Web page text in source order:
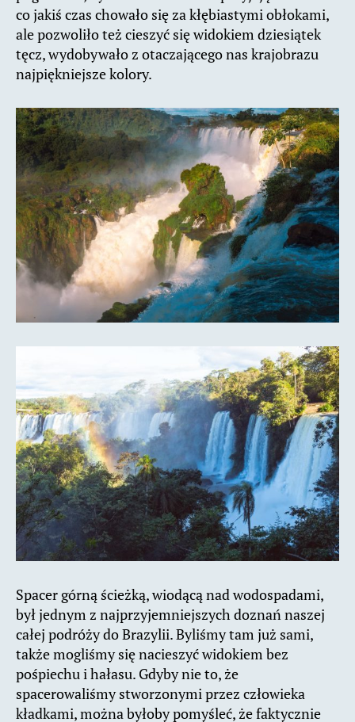
co jakiś czas chowało się za kłębiastymi obłokami,
ale pozwoliło też cieszyć się widokiem dziesiątek
tęcz, wydobywało z otaczającego nas krajobrazu
najpiękniejsze kolory.
Spacer górną ścieżką, wiodącą nad wodospadami,
był jednym z najprzyjemniejszych doznań naszej
całej podróży do Brazylii. Byliśmy tam już sami,
także mogliśmy się nacieszyć widokiem bez
pośpiechu i hałasu. Gdyby nie to, że
spacerowaliśmy stworzonymi przez człowieka
kładkami, można byłoby pomyśleć, że faktycznie